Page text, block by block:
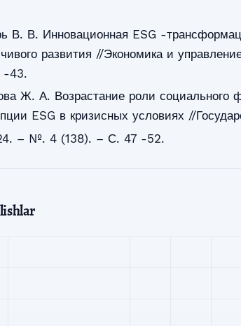
В. В. Инновационная ESG -
развития //Экономика и
-43.
Ж. А. Возрастание роли социального
ESG в кризисных условиях //
– №. 4 (138). – С. 47 -52.